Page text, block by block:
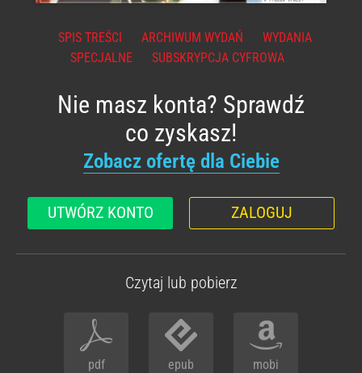
SPIS TREŚCI ARCHIWUM WYDAŃ
WYDANIA
SPECJALNE
SUBSKRYPCJA CYFROWA
Nie masz konta? Sprawdź
co zyskasz!
Zobacz ofertę dla Ciebie
UTWÓRZ KONTO ZALOGUJ
Czytaj lub pobierz
pdf epub mobi